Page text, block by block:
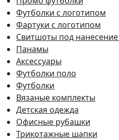
Футболки с логотипом
Фартуки с логотипом
Свитшоты под нанесение
Панамы
Аксессуары
Футболки поло
Футболки
Вязаные комплекты
Детская одежда
Офисные рубашки
Трикотажные шапки